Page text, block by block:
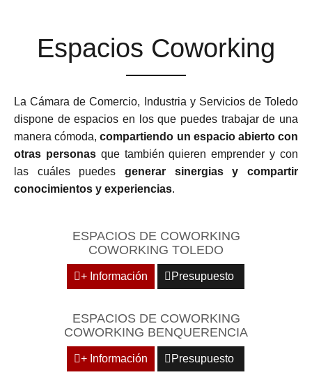
Espacios Coworking
La Cámara de Comercio, Industria y Servicios de Toledo
dispone de espacios en los que puedes trabajar de una
manera cómoda,compartiendo un espacio abierto con
otras personasque también quieren emprender y con
las cuáles puedes generar sinergias y compartir
conocimientos y experiencias.
ESPACIOS DE COWORKING
COWORKING TOLEDO
+ Información Presupuesto
ESPACIOS DE COWORKING
COWORKING BENQUERENCIA
+ Información Presupuesto